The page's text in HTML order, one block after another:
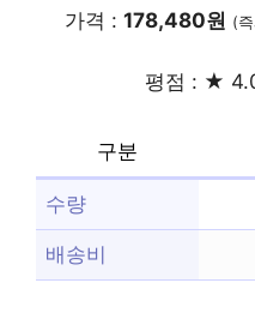
가격 : 178,480원 (
평점 : ★
구분
수량
배송비